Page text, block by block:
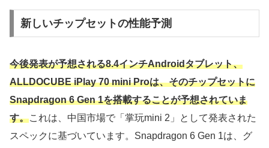
新しいチップセットの性能予測
今後発表が予想される8.4インチAndroidタブレット、
ALLDOCUBE iPlay 70 mini Proは、そのチップセットに
Snapdragon 6 Gen 1を搭載することが予想されていま
す。これは、中国市場で「掌玩mini 2」として発表された
スペックに基づいています。Snapdragon 6 Gen 1は、グ